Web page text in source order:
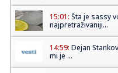
15:01: Šta je sassy
najpretraživaniji...
14:59: Dejan
mi je ...